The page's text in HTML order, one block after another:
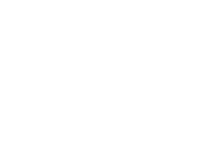
sämtlicher Cookies zu.
selbstverständlich
Einstellungen aufrufen
des AWO